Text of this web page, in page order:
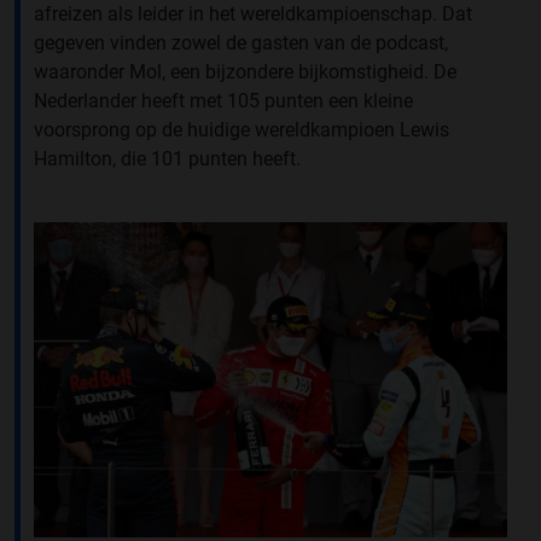
afreizen als leider in het wereldkampioenschap. Dat
gegeven vinden zowel de gasten van de podcast,
waaronder Mol, een bijzondere bijkomstigheid. De
Nederlander heeft met 105 punten een kleine
voorsprong op de huidige wereldkampioen Lewis
Hamilton, die 101 punten heeft.